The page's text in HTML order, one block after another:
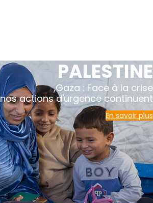
PALESTINE
Gaza : Face à la crise,
nos actions d'urgence continuent
En savoir plus